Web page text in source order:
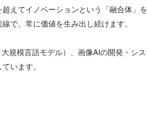
えてイノベーションという「融合体」
で、常に価値を生み出し続けます。
規模言語モデル）、画像AIの開発・シ
います。